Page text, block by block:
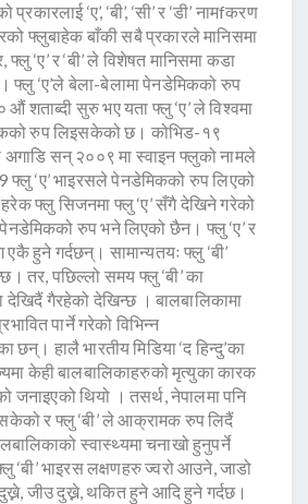
‘ए’, ‘बी’, ‘सी’ र ‘डी’ नामfकरण
फ्लुबाहेक बाँकी सबै प्रकारले मानिसमा
‘ए’ र ‘बी’ ले विशेषत मानिसमा कडा
फ्लु ‘ए’ले बेला-बेलामा पेनडेमिकको रुप
शताब्दी सुरु भए यता फ्लु ‘ए’ ले विश्वमा
रुप लिइसकेको छ। कोभिड-१९
अगाडि सन् २००९ मा स्वाइन फ्लुको नामले
‘ए’ भाइरसले पेनडेमिकको रुप लिएको
हरेक फ्लु सिजनमा फ्लु ‘ए’ सँगै देखिने गरेको
रुप भने लिएको छैन। फ्लु ‘ए’ र
हुने गर्दछन्। सामान्यतयः फ्लु ‘बी’
तर, पछिल्लो समय फ्लु ‘बी’ का
देखिदैं गैरहेको देखिन्छ । बालबालिकामा
पार्ने गरेको विभिन्न
हालै भारतीय मिडिया ‘द हिन्दु’का
केही बालबालिकाहरुको मृत्युका कारक
जनाइएको थियो । तसर्थ, नेपालमा पनि
र फ्लु ‘बी’ ले आक्रामक रुप लिदैं
स्वास्थ्यमा चनाखो हुनुपर्ने
भाइरस लक्षणहरु ज्वरो आउने, जाडो
जीउ दुख्ने, थकित हुने आदि हुने गर्दछ।